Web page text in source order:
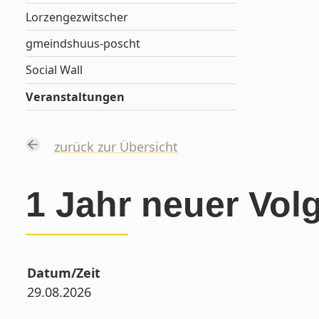
Lorzengezwitscher
gmeindshuus-poscht
Social Wall
Veranstaltungen
zurück zur Übersicht
1 Jahr neuer
Datum/Zeit
29.08.2026